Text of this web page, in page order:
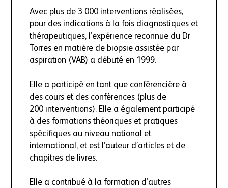
Avec plus de 3 000 interventions réalisées,
pour des indications à la fois diagnostiques et
thérapeutiques, l’expérience reconnue du Dr
Torres en matière de biopsie assistée par
aspiration (VAB) a débuté en 1999.
Elle a participé en tant que conférencière à
des cours et des conférences (plus de
200 interventions). Elle a également participé
à des formations théoriques et pratiques
spécifiques au niveau national et
international, et est l’auteur d’articles et de
chapitres de livres.
Elle a contribué à la formation d’autres